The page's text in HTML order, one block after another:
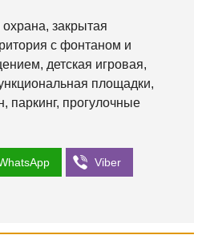
закрытая
с фонтаном и
детская игровая,
площадки,
паркинг, прогулочные
Viber